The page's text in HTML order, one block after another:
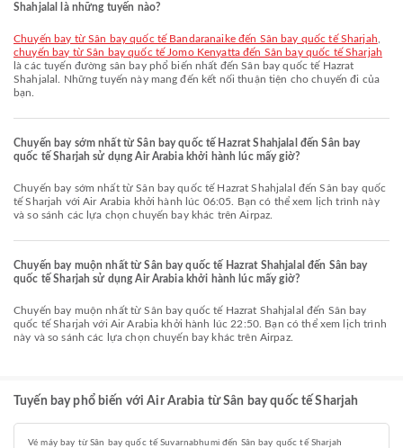
Shahjalal là những tuyến nào?
chuyến bay từ Sân bay quốc tế Bandaranaike đến Sân bay quốc tế Sharjah
chuyến bay từ Sân bay quốc tế Jomo Kenyatta đến Sân bay quốc tế Sharjah
là các tuyến đường sân bay phổ biến nhất đến Sân bay quốc tế Hazrat
Shahjalal. Những tuyến này mang đến kết nối thuận tiện cho chuyến đi của
bạn.
Chuyến bay sớm nhất từ Sân bay quốc tế Hazrat Shahjalal đến Sân bay
quốc tế Sharjah sử dụng Air Arabia khởi hành lúc mấy giờ?
Chuyến bay sớm nhất từ Sân bay quốc tế Hazrat Shahjalal đến Sân bay quốc
tế Sharjah với Air Arabia khởi hành lúc 06:05. Bạn có thể xem lịch trình này
và so sánh các lựa chọn chuyến bay khác trên Airpaz.
Chuyến bay muộn nhất từ Sân bay quốc tế Hazrat Shahjalal đến Sân bay
quốc tế Sharjah sử dụng Air Arabia khởi hành lúc mấy giờ?
Chuyến bay muộn nhất từ Sân bay quốc tế Hazrat Shahjalal đến Sân bay
quốc tế Sharjah với Air Arabia khởi hành lúc 22:50. Bạn có thể xem lịch trình
này và so sánh các lựa chọn chuyến bay khác trên Airpaz.
Tuyến bay phổ biến với Air Arabia từ Sân bay quốc tế Sharjah
Vé máy bay từ Sân bay quốc tế Suvarnabhumi đến Sân bay quốc tế Sharjah